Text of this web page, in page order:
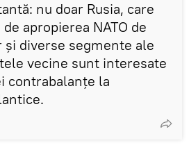
nu doar Rusia, care
apropierea NATO de
diverse segmente ale
vecine sunt interesate
contrabalanțe la